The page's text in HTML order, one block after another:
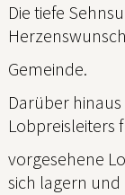
Die tiefe
Gemeinde.
Darüber
Lobpreisleiters
vorgesehene
sich lagern und